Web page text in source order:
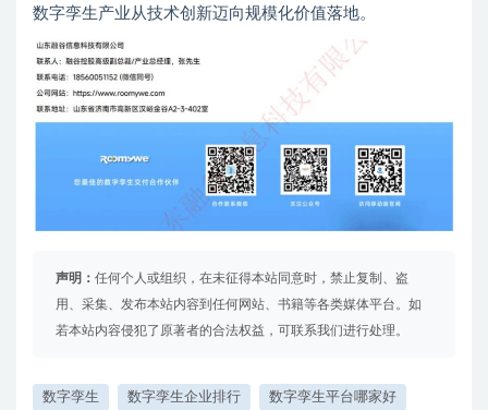
数字孪生产业从技术创新迈向规模化价值落地。
声明： 任何个人或组织，在未征得本站同意时，禁止复制、盗
用、采集、发布本站内容到任何网站、书籍等各类媒体平台。如
若本站内容侵犯了原著者的合法权益，可联系我们进行处理。
数字孪生 数字孪生企业排行 数字孪生平台哪家好